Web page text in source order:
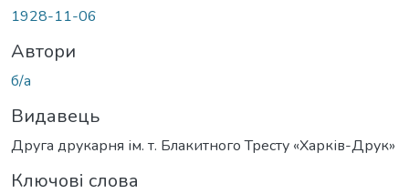
1928-11-06
Автори
б/а
Видавець
Друга друкарня ім. т. Блакитного Тресту «Харків-Друк»
Ключові слова